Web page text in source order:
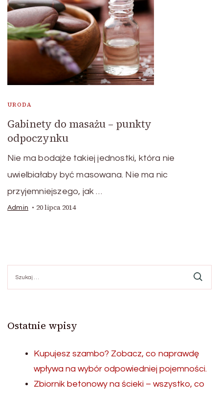
URODA
Gabinety do masażu – punkty
odpoczynku
Nie ma bodajże takiej jednostki, która nie
uwielbiałaby być masowana. Nie ma nic
przyjemniejszego, jak …
Admin 20 lipca 2014
Ostatnie wpisy
Kupujesz szambo? Zobacz, co naprawdę
wpływa na wybór odpowiedniej pojemności.
Zbiornik betonowy na ścieki – wszystko, co